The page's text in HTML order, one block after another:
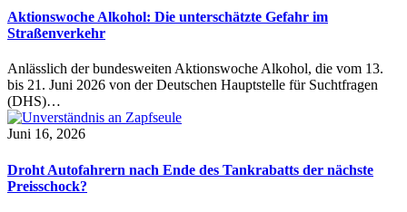
Aktionswoche Alkohol: Die unterschätzte Gefahr im
Straßenverkehr
Anlässlich der bundesweiten Aktionswoche Alkohol, die vom 13.
bis 21. Juni 2026 von der Deutschen Hauptstelle für Suchtfragen
(DHS)…
Juni 16, 2026
Droht Autofahrern nach Ende des Tankrabatts der nächste
Preisschock?